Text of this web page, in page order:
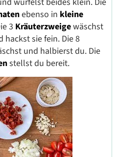
ebenso in kleine
3 Kräuterzweigewäschst
hackst sie fein. Die 8
und halbierst du. Die
stellst du bereit.